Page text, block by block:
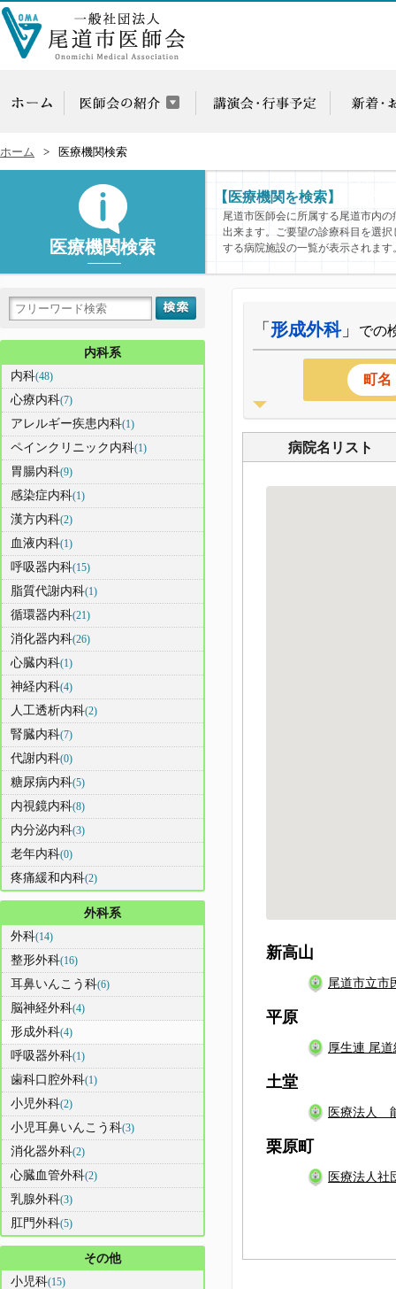
ホーム 医療機関検索
医療機関検索
【医療機関を検索】
尾道市医師会に所属する尾道市内
出来ます。ご要望の診療科目を選
する病院施設の一覧が表示されます
「 形成外科」 での
町名
病院名リスト
新高山
尾道市立市
平原
厚生連 尾
土堂
医療法人
栗原町
医療法人
内科系
内科(48)
心療内科(7)
アレルギー疾患内科(1)
ペインクリニック内科(1)
胃腸内科(9)
感染症内科(1)
漢方内科(2)
血液内科(1)
呼吸器内科(15)
脂質代謝内科(1)
循環器内科(21)
消化器内科(26)
心臓内科(1)
神経内科(4)
人工透析内科(2)
腎臓内科(7)
代謝内科(0)
糖尿病内科(5)
内視鏡内科(8)
内分泌内科(3)
老年内科(0)
疼痛緩和内科(2)
外科系
外科(14)
整形外科(16)
耳鼻いんこう科(6)
脳神経外科(4)
形成外科(4)
呼吸器外科(1)
歯科口腔外科(1)
小児外科(2)
小児耳鼻いんこう科(3)
消化器外科(2)
心臓血管外科(2)
乳腺外科(3)
肛門外科(5)
その他
小児科(15)